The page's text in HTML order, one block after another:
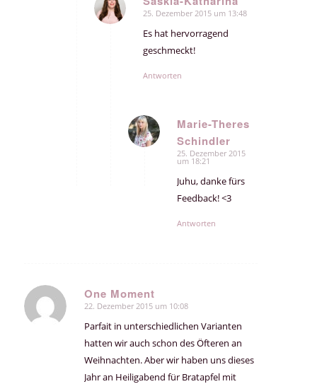
sagte:
25. Dezember 2015 um 13:48
Es hat hervorragend
geschmeckt!
Antworten
Marie-Theres
Schindler
sagte:
25. Dezember 2015
um 18:21
Juhu, danke fürs
Feedback! <3
Antworten
One Moment
sagte:
22. Dezember 2015 um 10:08
Parfait in unterschiedlichen Varianten
hatten wir auch schon des Öfteren an
Weihnachten. Aber wir haben uns dieses
Jahr an Heiligabend für Bratapfel mit